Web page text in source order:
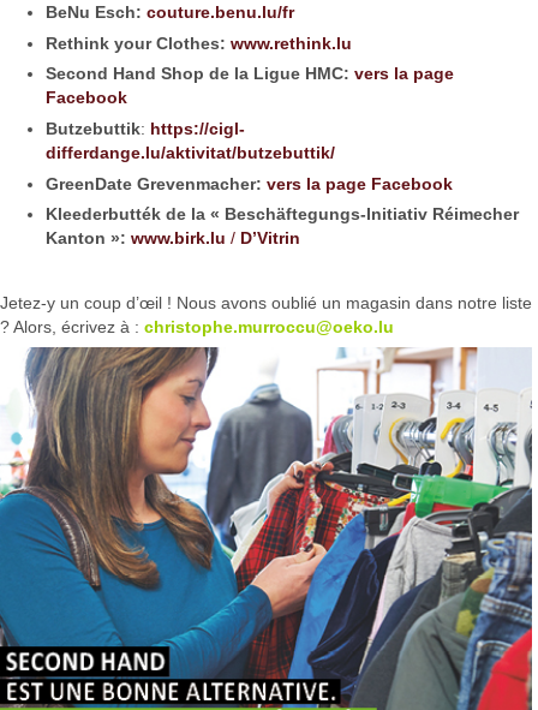
BeNu Esch: couture.benu.lu/fr
Rethink your Clothes: www.rethink.lu
Second Hand Shop de la Ligue HMC: vers la page
Facebook
Butzebuttik: https://cigl-
differdange.lu/aktivitat/butzebuttik/
GreenDate Grevenmacher: vers la page Facebook
Kleederbutték de la « Beschäftegungs-Initiativ Réimecher
Kanton »: www.birk.lu / D’Vitrin
Jetez-y un coup d’œil ! Nous avons oublié un magasin dans notre liste
? Alors, écrivez à : christophe.murroccu@oeko.lu